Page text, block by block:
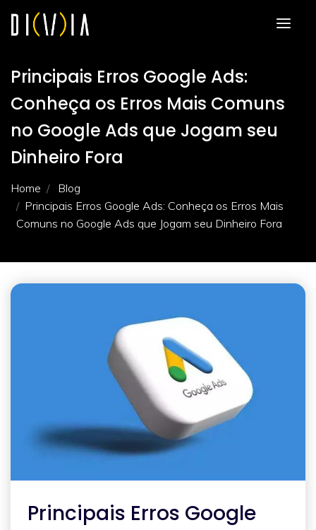
Principais Erros Google Ads:
Conheça os Erros Mais Comuns
no Google Ads que Jogam seu
Dinheiro Fora
Home
Blog
Principais Erros Google Ads: Conheça os Erros Mais
Comuns no Google Ads que Jogam seu Dinheiro Fora
Principais Erros Google